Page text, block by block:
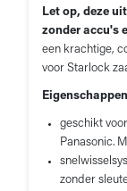
Let op, deze
zonder accu's
een krachtige,
voor Starlock
Eigenschappen
geschikt
Panasonic.
zonder